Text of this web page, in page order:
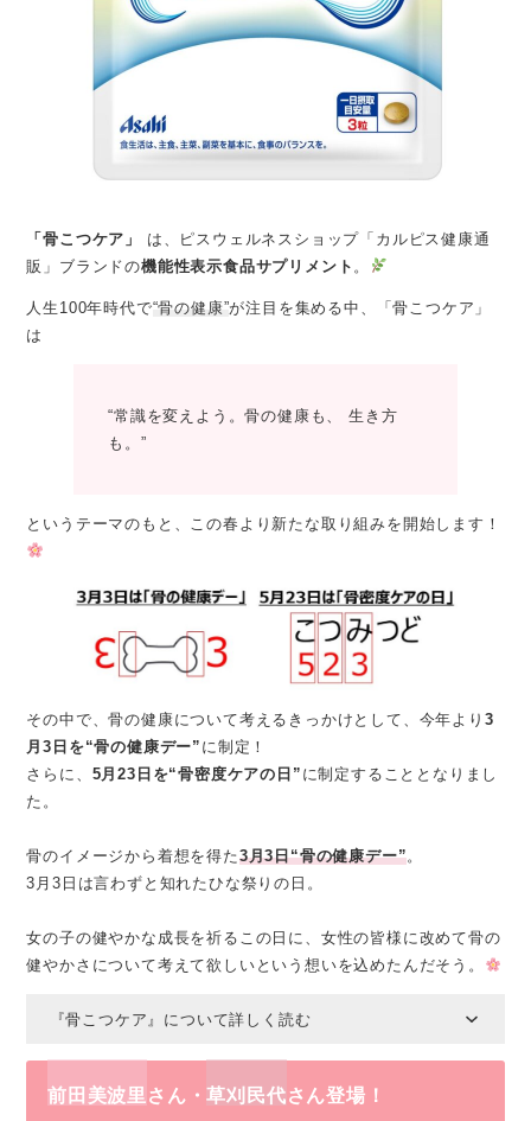
「骨こつケア」
は、ピスウェルネスショップ「カルピス健康通
販」ブランドの機能性表示食品サプリメント 。
人生100年時代で“骨の健康”が注目を集める中、「骨こつケア」
は
“常識を変えよう。骨の健康も、 生き方
も。”
というテーマのもと、この春より新たな取り組みを開始します！
その中で、骨の健康について考えるきっかけとして、今年より 3
月3日を“骨の健康デー” に制定！
さらに、 5月23日を“骨密度ケアの日” に制定することとなりまし
た。
骨のイメージから着想を得た3月3日“骨の健康デー”。
3月3日は言わずと知れたひな祭りの日。
女の子の健やかな成長を祈るこの日に、女性の皆様に改めて骨の
健やかさについて考えて欲しいという想いを込めたんだそう。
『骨こつケア』について詳しく読む
前田美波里 さん・草刈民代さん登場！